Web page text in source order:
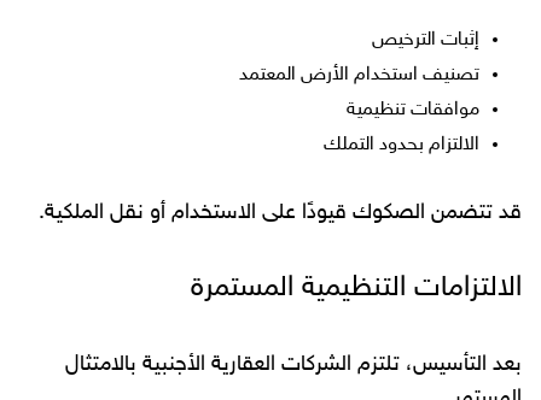
إثبات الترخيص
تصنيف استخدام الأرض المعتمد
موافقات تنظيمية
الالتزام بحدود التملك
قد تتضمن الصكوك قيودًا على الاستخدام أو نقل الملكية.
الالتزامات التنظيمية المستمرة
بعد التأسيس، تلتزم الشركات العقارية الأجنبية بالامتثال